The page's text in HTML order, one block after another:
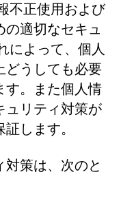
不正使用および
の適切なセキュ
によって、個人
どうしても必要
す。また個人情
ュリティ対策が
します。
策は、次のと